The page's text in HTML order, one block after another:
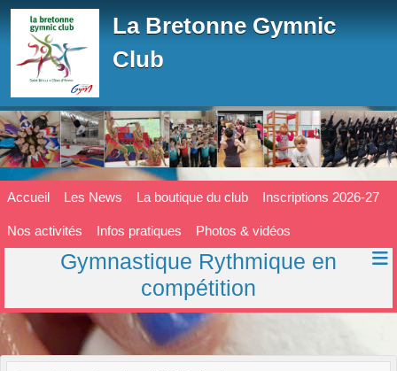
La Bretonne Gymnic
Club
Accueil Les News La boutique du club Inscriptions 2026-27
Nos activités Infos pratiques Photos & vidéos
Gymnastique Rythmique en
compétition
Panneau de gestion des cookies